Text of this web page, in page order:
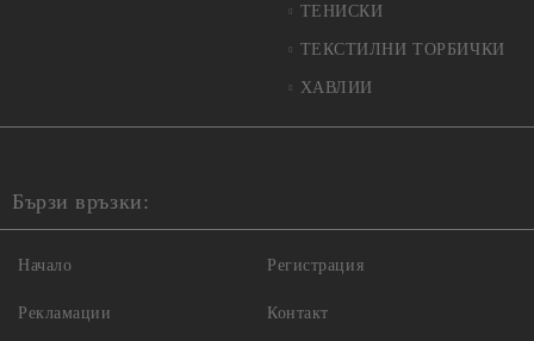
ТЕНИСКИ
ТЕКСТИЛНИ ТОРБИЧКИ
ХАВЛИИ
Бързи връзки:
Начало
Рекламации
Регистрация
Контакт